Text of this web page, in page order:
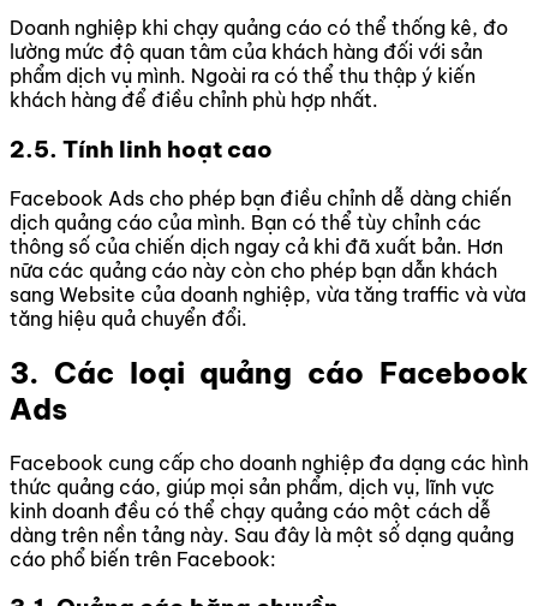
Doanh nghiệp khi chạy quảng cáo có thể thống kê, đo
lường mức độ quan tâm của khách hàng đối với sản
phẩm dịch vụ mình. Ngoài ra có thể thu thập ý kiến
khách hàng để điều chỉnh phù hợp nhất.
2.5. Tính linh hoạt cao
Facebook Ads cho phép bạn điều chỉnh dễ dàng chiến
dịch quảng cáo của mình. Bạn có thể tùy chỉnh các
thông số của chiến dịch ngay cả khi đã xuất bản. Hơn
nữa các quảng cáo này còn cho phép bạn dẫn khách
sang Website của doanh nghiệp, vừa tăng traffic và vừa
tăng hiệu quả chuyển đổi.
3. Các loại quảng cáo Facebook
Ads
Facebook cung cấp cho doanh nghiệp đa dạng các hình
thức quảng cáo, giúp mọi sản phẩm, dịch vụ, lĩnh vực
kinh doanh đều có thể chạy quảng cáo một cách dễ
dàng trên nền tảng này. Sau đây là một số dạng quảng
cáo phổ biến trên Facebook: